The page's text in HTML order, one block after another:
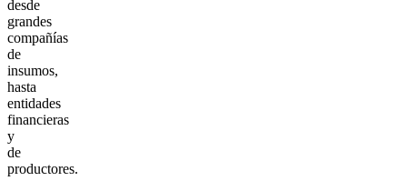
desde
grandes
compañías
de
insumos,
hasta
entidades
financieras
y
de
productores.